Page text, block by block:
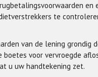
en
te
van de lening grondig
voor vervroegde
u uw handtekening zet.